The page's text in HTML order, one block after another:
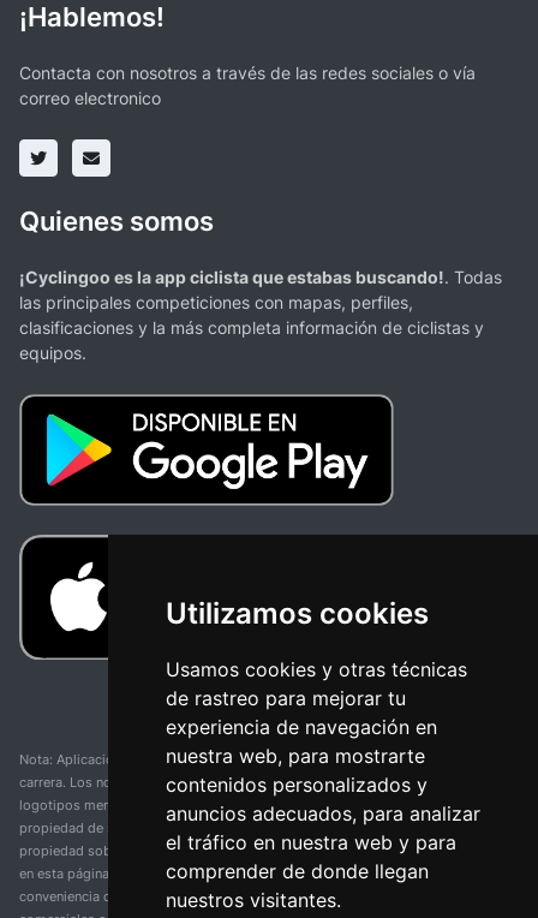
Utilizamos cookies
Usamos cookies y otras técnicas
de rastreo para mejorar tu
experiencia de navegación en
nuestra web, para mostrarte
contenidos personalizados y
anuncios adecuados, para analizar
el tráfico en nuestra web y para
comprender de donde llegan
nuestros visitantes.
¡Hablemos!
Contacta con nosotros a través de las redes sociales o vía
correo electronico
Quienes somos
¡Cyclingoo es la app ciclista que estabas buscando!. Todas
las principales competiciones con mapas, perfiles,
clasificaciones y la más completa información de ciclistas y
equipos.
Nota: Aplicación y web no oficial y no relacionada con ninguna organización o
carrera. Los nombres de equipos, competiciones, marcas comerciales y
logotipos mencionados en esta página de resultados de ciclismo son
propiedad de sus respectivos dueños. No tenemos afiliación, patrocinio ni
propiedad sobre estas marcas comerciales. Toda la información proporcionada
en esta página se presenta únicamente con fines informativos y para la
conveniencia de nuestros usuarios. Cualquier uso de nombres, marcas